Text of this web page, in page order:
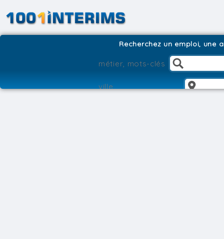
Recherchez un emploi, une